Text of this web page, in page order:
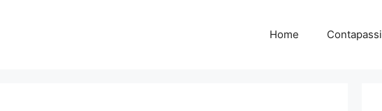
Home Contapassi